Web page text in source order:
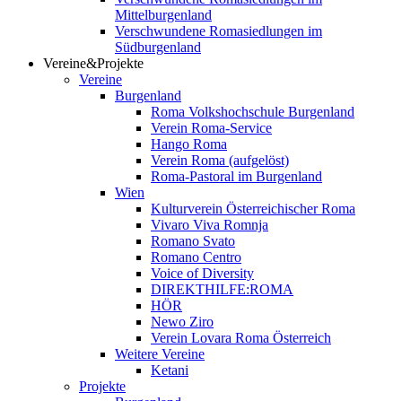
Mittelburgenland
Verschwundene Romasiedlungen im
Südburgenland
Vereine&Projekte
Vereine
Burgenland
Roma Volkshochschule Burgenland
Verein Roma-Service
Hango Roma
Verein Roma (aufgelöst)
Roma-Pastoral im Burgenland
Wien
Kulturverein Österreichischer Roma
Vivaro Viva Romnja
Romano Svato
Romano Centro
Voice of Diversity
DIREKTHILFE:ROMA
HÖR
Newo Ziro
Verein Lovara Roma Österreich
Weitere Vereine
Ketani
Projekte